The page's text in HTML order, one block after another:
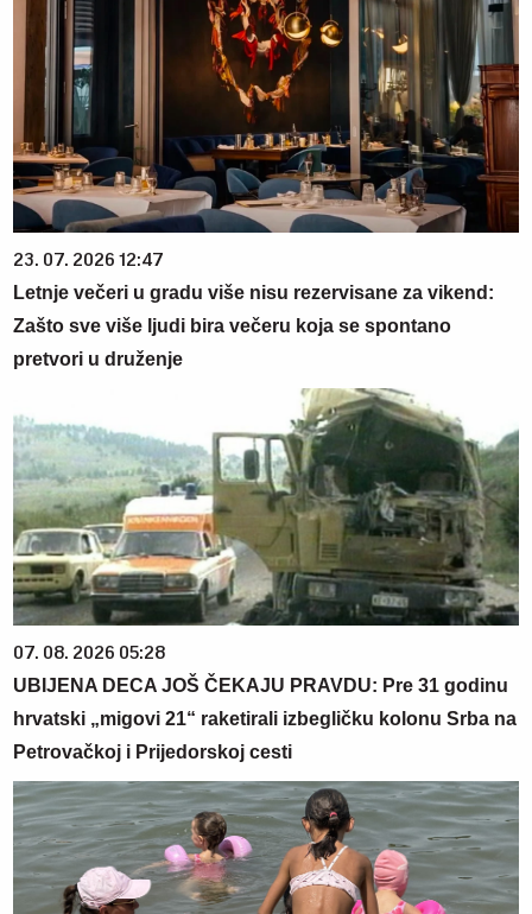
23. 07. 2026 12:47
Letnje večeri u gradu više nisu rezervisane za vikend:
Zašto sve više ljudi bira večeru koja se spontano
pretvori u druženje
07. 08. 2026 05:28
UBIJENA DECA JOŠ ČEKAJU PRAVDU: Pre 31 godinu
hrvatski „migovi 21“ raketirali izbegličku kolonu Srba na
Petrovačkoj i Prijedorskoj cesti